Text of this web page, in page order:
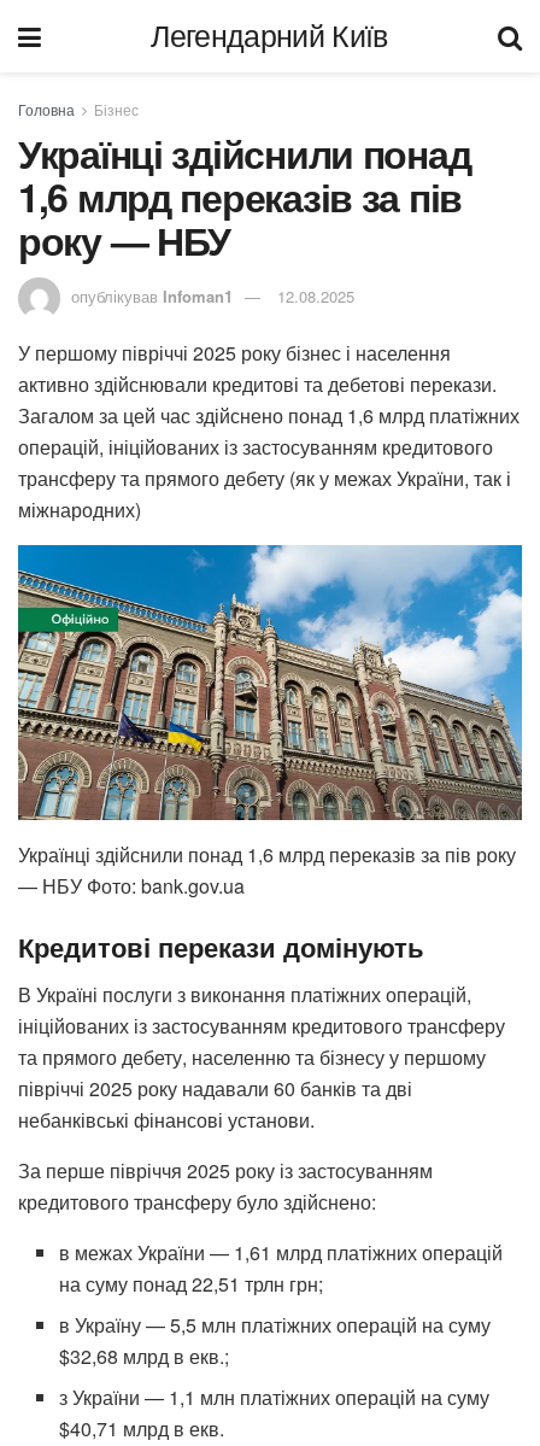
Легендарний Київ
Головна Бізнес
Українці здійснили понад
1,6 млрд переказів за пів
року — НБУ
опублікував Infoman1 12.08.2025
У першому півріччі 2025 року бізнес і населення
активно здійснювали кредитові та дебетові перекази.
Загалом за цей час здійснено понад 1,6 млрд платіжних
операцій, ініційованих із застосуванням кредитового
трансферу та прямого дебету (як у межах України, так і
міжнародних)
Українці здійснили понад 1,6 млрд переказів за пів року
— НБУ Фото: bank.gov.ua
Кредитові перекази домінують
В Україні послуги з виконання платіжних операцій,
ініційованих із застосуванням кредитового трансферу
та прямого дебету, населенню та бізнесу у першому
півріччі 2025 року надавали 60 банків та дві
небанківські фінансові установи.
За перше півріччя 2025 року із застосуванням
кредитового трансферу було здійснено:
в межах України — 1,61 млрд платіжних операцій
на суму понад 22,51 трлн грн;
в Україну — 5,5 млн платіжних операцій на суму
$32,68 млрд в екв.;
з України — 1,1 млн платіжних операцій на суму
$40,71 млрд в екв.